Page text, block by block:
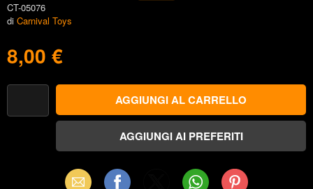
CT-05076
di Carnival Toys
8,00 €
Email Facebook WhatsAppPinterest